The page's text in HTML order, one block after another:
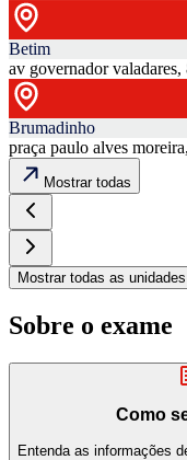
Betim
av governador
Brumadinho
praça paulo alves
Mostrar todas
Mostrar todas as unidades
Sobre o exame
Como
Entenda as informações